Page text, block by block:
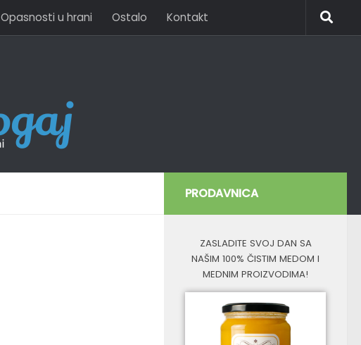
Opasnosti u hrani Ostalo Kontakt
PRODAVNICA
ZASLADITE SVOJ DAN SA
NAŠIM 100% ČISTIM MEDOM I
MEDNIM PROIZVODIMA!